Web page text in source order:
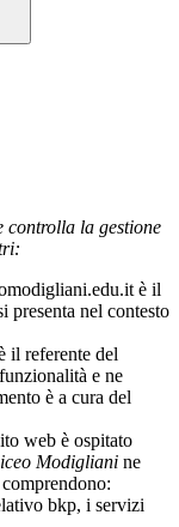
la gestione
è il
presenta nel contesto
il referente del
e ne
è a cura del
web è ospitato
Modigliani ne
bkp, i servizi